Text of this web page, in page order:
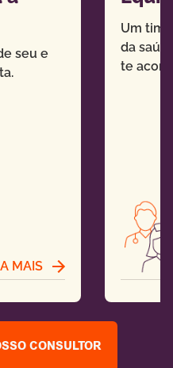
seu e
MAIS
Um
da
te
CONSULTOR